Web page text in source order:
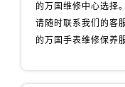
的万国维修中心选择
请随时联系我们的客
的万国手表维修保养